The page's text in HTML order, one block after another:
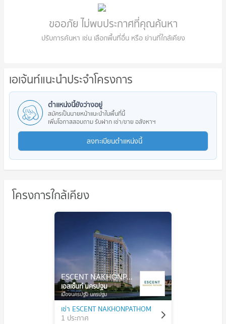
ขออภัย ไม่พบประกาศที่คุณค้นหา
ปรับการค้นหา เช่น เลือกพื้นที่อื่น หรือ ย่านที่ใกล้เคียง
เอเจ้นท์แนะนำประจำโครงการ
ตำแหน่งนี้ยังว่างอยู่
สมัครเป็นนายหน้าแนะนำในพื้นที่นี้
เพิ่มโอกาสสอบถาม รับฝาก เช่า/ขาย อสังหาฯ
ลงทะเบียนตำแหน่งนี้
โครงการใกล้เคียง
ESCENT NAKHONPATHOM
เอสเซ็นท์ นครปฐม
เมืองนครปฐม นครปฐม
เช่า ESCENT NAKHONPATHOM
1 ประกาศ